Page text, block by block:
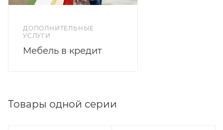
ДОПОЛНИТЕЛЬНЫЕ
УСЛУГИ
Мебель в кредит
Товары одной серии